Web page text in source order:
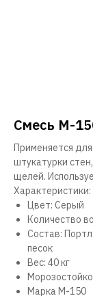
Смесь М-
Применяется
штукатурки
щелей.
Характеристики:
Цвет: Серый
Количество
Состав:
песок
Вес: 40 кг
Марка М-150